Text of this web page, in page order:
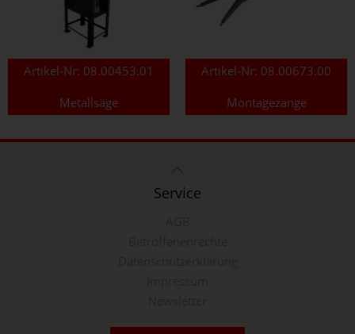
Artikel-Nr: 08.00453.01
Metallsäge
Artikel-Nr: 08.00673.00
Montagezange
Service